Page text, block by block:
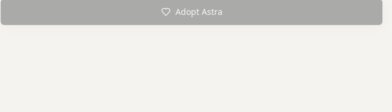
Adopt Astra